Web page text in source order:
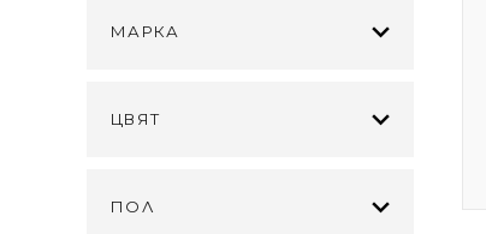
МАРКА
ЦВЯТ
ПОЛ